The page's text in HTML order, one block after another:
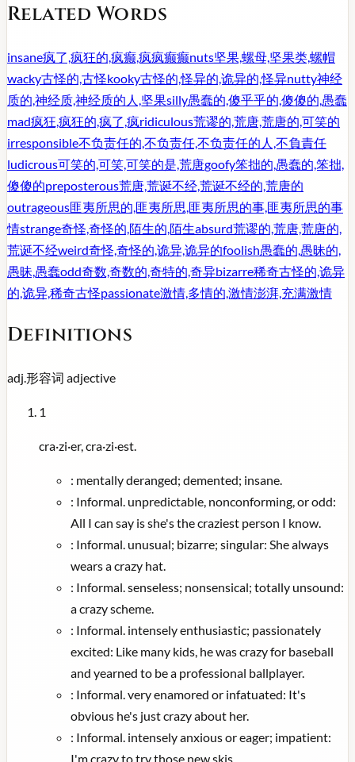
Related Words
insane疯了,疯狂的,疯癫,疯疯癫癫nuts坚果,螺母,坚果类,螺帽
wacky古怪的,古怪kooky古怪的,怪异的,诡异的,怪异nutty神经
质的,神经质,神经质的人,坚果silly愚蠢的,傻乎乎的,傻傻的,愚蠢
mad疯狂,疯狂的,疯了,疯ridiculous荒谬的,荒唐,荒唐的,可笑的
irresponsible不负责任的,不负责任,不负责任的人,不負責任
ludicrous可笑的,可笑,可笑的是,荒唐goofy笨拙的,愚蠢的,笨拙,
傻傻的preposterous荒唐,荒诞不经,荒诞不经的,荒唐的
outrageous匪夷所思的,匪夷所思,匪夷所思的事,匪夷所思的事
情strange奇怪,奇怪的,陌生的,陌生absurd荒谬的,荒唐,荒唐的,
荒诞不经weird奇怪,奇怪的,诡异,诡异的foolish愚蠢的,愚昧的,
愚昧,愚蠢odd奇数,奇数的,奇特的,奇异bizarre稀奇古怪的,诡异
的,诡异,稀奇古怪passionate激情,多情的,激情澎湃,充满激情
Definitions
adj. 形容词 adjective
1
cra·zi·er, cra·zi·est.
: mentally deranged; demented; insane.
: Informal. unpredictable, nonconforming, or odd:
All I can say is she's the craziest person I know.
: Informal. unusual; bizarre; singular: She always
wears a crazy hat.
: Informal. senseless; nonsensical; totally unsound:
a crazy scheme.
: Informal. intensely enthusiastic; passionately
excited: Like many kids, he was crazy for baseball
and yearned to be a professional ballplayer.
: Informal. very enamored or infatuated: It's
obvious he's just crazy about her.
: Informal. intensely anxious or eager; impatient:
I'm crazy to try those new skis.